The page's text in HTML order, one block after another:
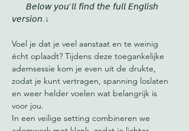
𝘉𝘦𝘭𝘰𝘸 𝘺𝘰𝘶’𝘭𝘭 𝘧𝘪𝘯𝘥 𝘵𝘩𝘦 𝘧𝘶𝘭𝘭 𝘌𝘯𝘨𝘭𝘪𝘴𝘩
𝘷𝘦𝘳𝘴𝘪𝘰𝘯.↓
Voel je dat je veel aanstaat en te weinig
écht oplaadt? Tijdens deze toegankelijke
ademsessie kom je even uit de drukte,
zodat je kunt vertragen, spanning loslaten
en weer helder voelen wat belangrijk is
voor jou.
In een veilige setting combineren we